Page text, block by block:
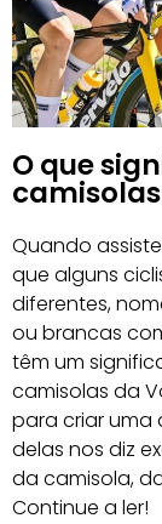
O que
Quando
que alguns
diferentes,
ou brancas
têm um
camisolas da
para criar uma
delas nos diz
da camisola,
Continue a ler!